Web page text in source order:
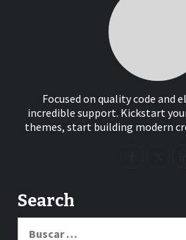
Focused on quality code and
incredible support. Kickstart
themes, start building modern
Search